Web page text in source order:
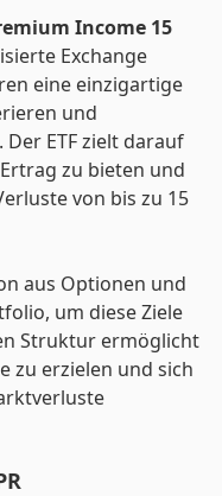
Income 15
Exchange
eine einzigartige
und
ETF zielt darauf
zu bieten und
von bis zu 15
aus Optionen und
um diese Ziele
Struktur ermöglicht
zu erzielen und sich